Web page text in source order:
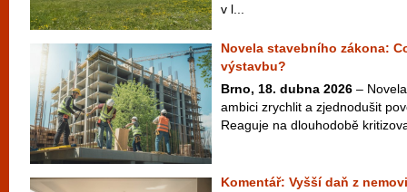
v l...
Novela stavebního zákona:
výstavbu?
Brno, 18. dubna 2026 –
ambici zrychlit a zjednodušit
Reaguje na dlouhodobě
Komentář: Vyšší daň z